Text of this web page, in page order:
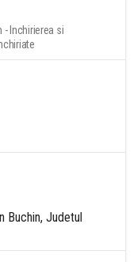
- Inchirierea si
Buchin, Judetul